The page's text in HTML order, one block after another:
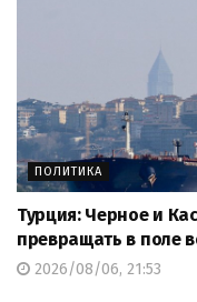
ПОЛИТИКА
Турция: Черное и
превращать в поле
2026/08/06, 21:53